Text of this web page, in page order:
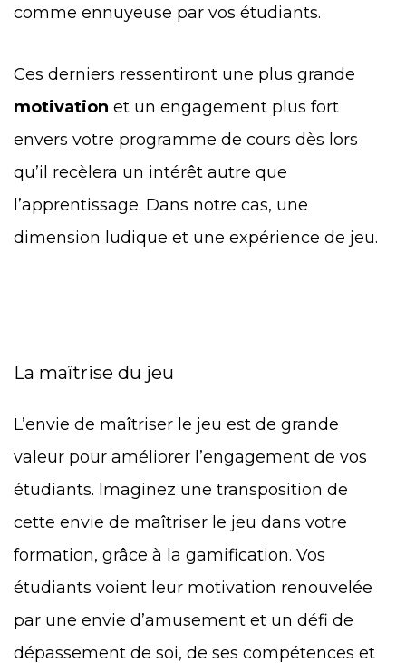
comme ennuyeuse par vos étudiants.
Ces derniers ressentiront une plus grande
motivation et un engagement plus fort
envers votre programme de cours dès lors
qu’il recèlera un intérêt autre que
l’apprentissage. Dans notre cas, une
dimension ludique et une expérience de jeu.
La maîtrise du jeu
L’envie de maîtriser le jeu est de grande
valeur pour améliorer l’engagement de vos
étudiants. Imaginez une transposition de
cette envie de maîtriser le jeu dans votre
formation, grâce à la gamification. Vos
étudiants voient leur motivation renouvelée
par une envie d’amusement et un défi de
dépassement de soi, de ses compétences et